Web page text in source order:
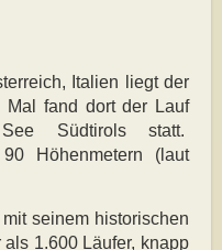
Italien liegt der
Mal fand dort der Lauf
Südtirols statt.
Höhenmetern (laut
mit seinem historischen
1.600 Läufer, knapp